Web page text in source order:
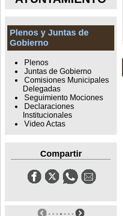
Plenos y Juntas de
Gobierno
Plenos
Juntas de Gobierno
Comisiones Municipales
Delegadas
Seguimiento Mociones
Declaraciones
Institucionales
Video Actas
Compartir